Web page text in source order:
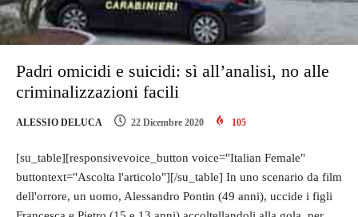
Padri omicidi e suicidi: sì all’analisi, no alle
criminalizzazioni facili
ALESSIO DELUCA 22 Dicembre 2020 105
[su_table][responsivevoice_button voice="Italian Female"
buttontext="Ascolta l'articolo"][/su_table] In uno scenario da film
dell'orrore, un uomo, Alessandro Pontin (49 anni), uccide i figli